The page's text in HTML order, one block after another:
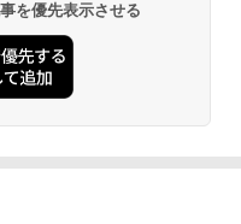
副業にもコンテンツ作成
にも！ 非エンジニアのた
ング入門シリーズ
シグニチャーエディ
7インチディスプレイ、明
色調調節ライト、12週間
、広告なし、メタリック
を優先表示させる